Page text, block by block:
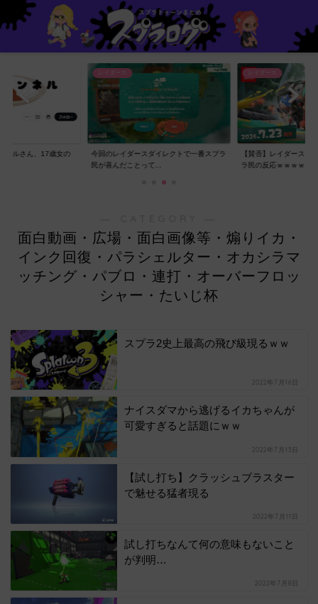
ネルさん、17歳女の
レイダース
今回のレイダースダイレクトで一番スプラ
民が喜んだことって...
レイダース
【賛否】レイダースダ
ラ民の反応ｗｗｗｗ...
面白動画・広場・面白画像等・煽りイカ・
インク回復・パラシェルター・オカシラマ
ッチング・パブロ・連打・オーバーフロッ
シャー・たいじ杯
スプラ2史上最高の飛び級現るｗｗ
2022年7月16日
ナイスダマから逃げるイカちゃんが
可愛すぎると話題にｗｗ
2022年7月13日
【試し打ち】クラッシュブラスター
で魅せる猛者現る
2022年7月11日
試し打ちなんて何の意味もないこと
が判明…
2022年7月8日